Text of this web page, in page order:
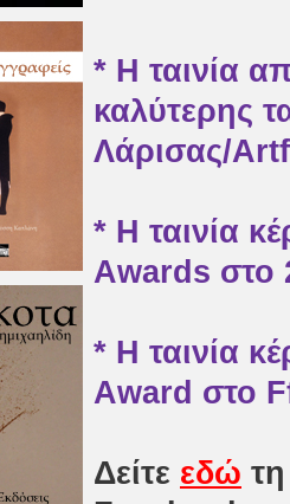
* Η ταινία
καλύτερης
Λάρισας/
* Η ταινία
Awards στο
* Η ταινία
Award στο
Δείτε εδώ